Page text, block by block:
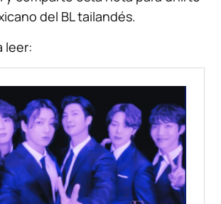
del BL tailandés.
leer: